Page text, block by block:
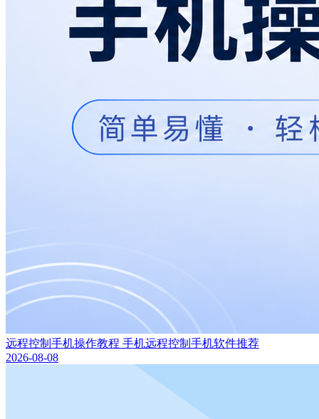
远程控制手机操作教程 手机远程控制手机软件推荐
2026-08-08